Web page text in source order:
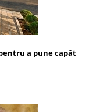
a pune capăt